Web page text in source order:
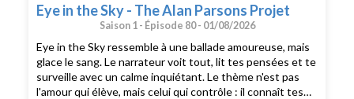
Eye in the Sky - The Alan Parsons Projet
Saison 1 - Épisode 80 - 01/08/2026
Eye in the Sky ressemble à une ballade amoureuse, mais
glace le sang. Le narrateur voit tout, lit tes pensées et te
surveille avec un calme inquiétant. Le thème n'est pas
l'amour qui élève, mais celui qui contrôle : il connaît tes